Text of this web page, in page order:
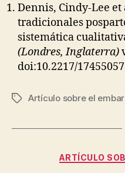
Dennis, Cindy-Lee
tradicionales
sistemática
(Londres, Inglaterra)
doi:10.2217/
Etiquetas
Artículo sobre el
ARTÍCULO